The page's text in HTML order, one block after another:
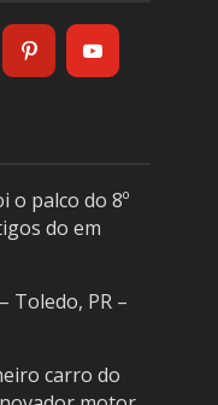
o palco do 8º
do em
Toledo, PR –
carro do